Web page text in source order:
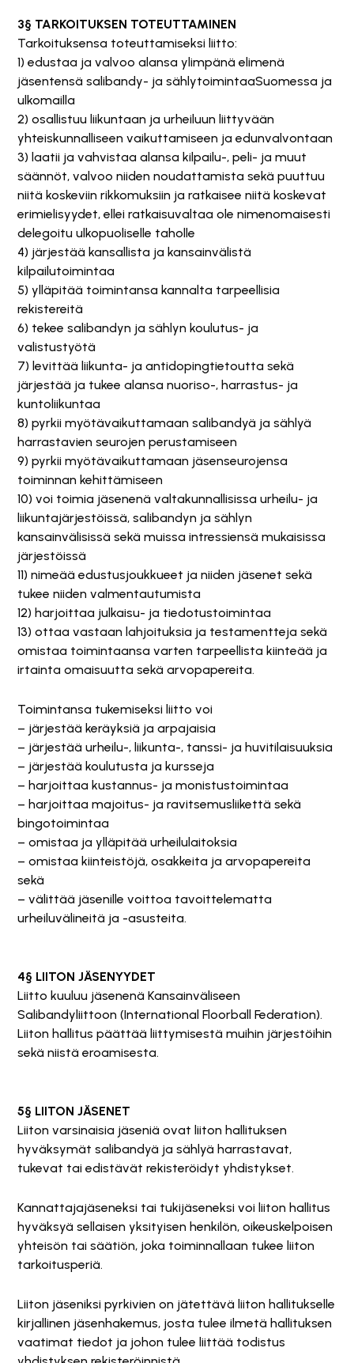
3§ TARKOITUKSEN TOTEUTTAMINEN
Tarkoituksensa toteuttamiseksi liitto:
1) edustaa ja valvoo alansa ylimpänä elimenä
jäsentensä salibandy- ja sählytoimintaaSuomessa ja
ulkomailla
2) osallistuu liikuntaan ja urheiluun liittyvään
yhteiskunnalliseen vaikuttamiseen ja edunvalvontaan
3) laatii ja vahvistaa alansa kilpailu-, peli- ja muut
säännöt, valvoo niiden noudattamista sekä puuttuu
niitä koskeviin rikkomuksiin ja ratkaisee niitä koskevat
erimielisyydet, ellei ratkaisuvaltaa ole nimenomaisesti
delegoitu ulkopuoliselle taholle
4) järjestää kansallista ja kansainvälistä
kilpailutoimintaa
5) ylläpitää toimintansa kannalta tarpeellisia
rekistereitä
6) tekee salibandyn ja sählyn koulutus- ja
valistustyötä
7) levittää liikunta- ja antidopingtietoutta sekä
järjestää ja tukee alansa nuoriso-, harrastus- ja
kuntoliikuntaa
8) pyrkii myötävaikuttamaan salibandyä ja sählyä
harrastavien seurojen perustamiseen
9) pyrkii myötävaikuttamaan jäsenseurojensa
toiminnan kehittämiseen
10) voi toimia jäsenenä valtakunnallisissa urheilu- ja
liikuntajärjestöissä, salibandyn ja sählyn
kansainvälisissä sekä muissa intressiensä mukaisissa
järjestöissä
11) nimeää edustusjoukkueet ja niiden jäsenet sekä
tukee niiden valmentautumista
12) harjoittaa julkaisu- ja tiedotustoimintaa
13) ottaa vastaan lahjoituksia ja testamentteja sekä
omistaa toimintaansa varten tarpeellista kiinteää ja
irtainta omaisuutta sekä arvopapereita.
Toimintansa tukemiseksi liitto voi
– järjestää keräyksiä ja arpajaisia
– järjestää urheilu-, liikunta-, tanssi- ja huvitilaisuuksia
– järjestää koulutusta ja kursseja
– harjoittaa kustannus- ja monistustoimintaa
– harjoittaa majoitus- ja ravitsemusliikettä sekä
bingotoimintaa
– omistaa ja ylläpitää urheilulaitoksia
– omistaa kiinteistöjä, osakkeita ja arvopapereita
sekä
– välittää jäsenille voittoa tavoittelematta
urheiluvälineitä ja -asusteita.
4§ LIITON JÄSENYYDET
Liitto kuuluu jäsenenä Kansainväliseen
Salibandyliittoon (International Floorball Federation).
Liiton hallitus päättää liittymisestä muihin järjestöihin
sekä niistä eroamisesta.
5§ LIITON JÄSENET
Liiton varsinaisia jäseniä ovat liiton hallituksen
hyväksymät salibandyä ja sählyä harrastavat,
tukevat tai edistävät rekisteröidyt yhdistykset.
Kannattajajäseneksi tai tukijäseneksi voi liiton hallitus
hyväksyä sellaisen yksityisen henkilön, oikeuskelpoisen
yhteisön tai säätiön, joka toiminnallaan tukee liiton
tarkoitusperiä.
Liiton jäseniksi pyrkivien on jätettävä liiton hallitukselle
kirjallinen jäsenhakemus, josta tulee ilmetä hallituksen
vaatimat tiedot ja johon tulee liittää todistus